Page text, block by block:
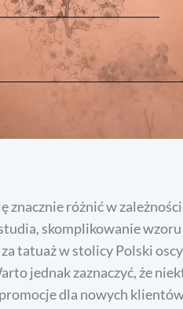
znacznie różnić w
skomplikowanie
tatuaż w stolicy Polski
jednak zaznaczyć, że
dla nowych